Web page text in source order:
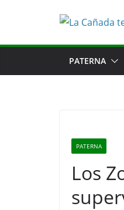
PATERNA
PATERNA
Los